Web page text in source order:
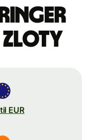
zloty
EUR